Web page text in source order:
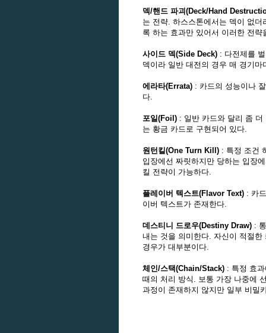
덱/핸드 파괴(Deck/Hand
는 전략. 하스스톤에서는 덱이 없
록 하는 효과만 있어서 이러한 전략
사이드 덱(Side Deck) : 다전제를
덱이라 일반 대전의 경우 매 경기
에라타(Errata) : 카드의 성능이나
다.
포일(Foil) : 일반 카드와 달리 좀
는 황금 카드로 구현되어 있다.
원턴킬(One Turn Kill) : 특정 조건
입장에선 짜릿하지만 당하는 입장
킬 전략이 가능하다.
플레이버 텍스트(Flavor Text) : 카
이버 텍스트가 존재한다.
데스티니 드로우(Destiny Draw) :
내는 것을 의미한다. 자신이 적절
경우가 대부분이다.
체인/스택(Chain/Stack) : 특정 효
때의 처리 방식. 보통 가장 나중에
과정이 존재하지 않지만 일부 비밀